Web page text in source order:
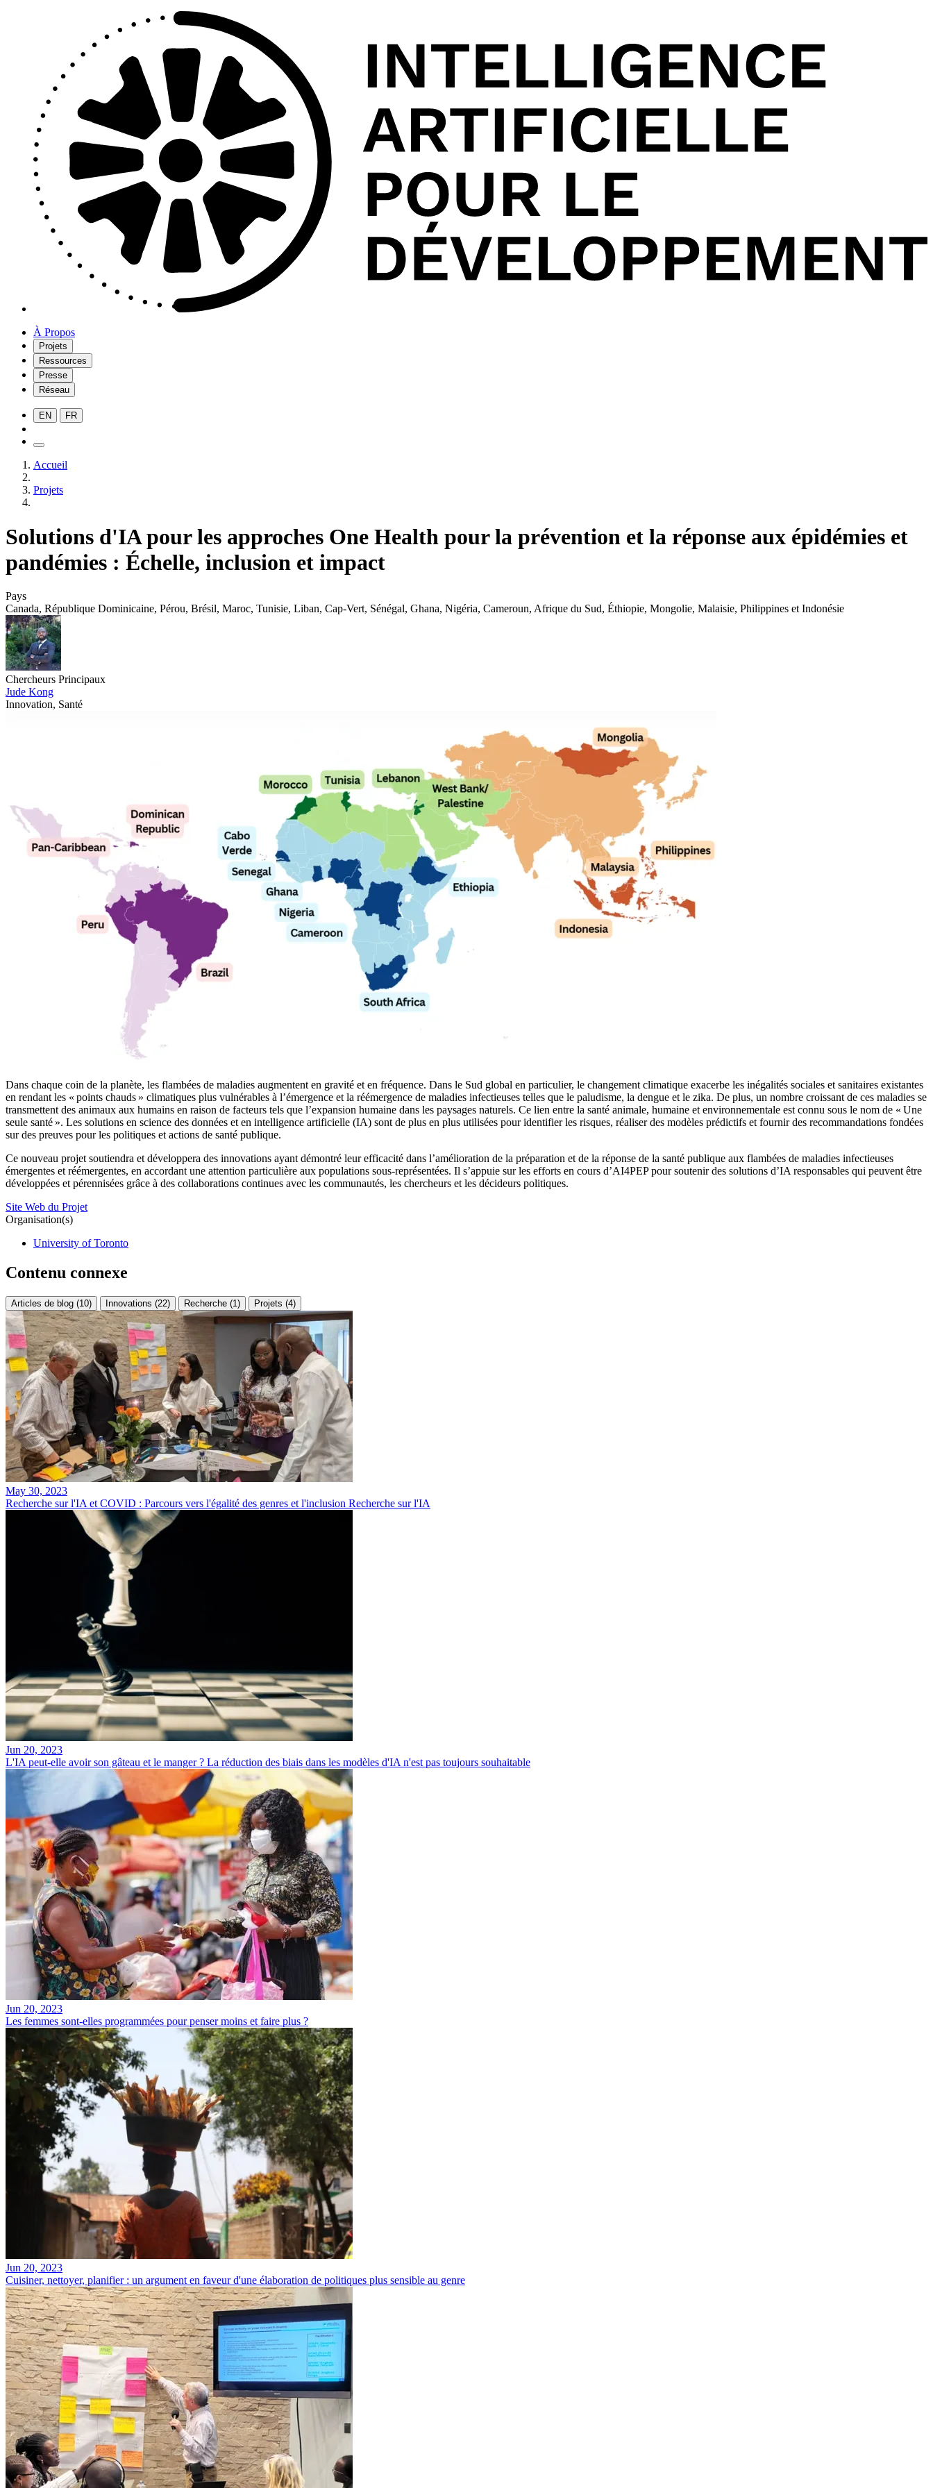
À Propos
Projets
Ressources
Presse
Réseau
EN FR
Accueil
Projets
Solutions d'IA pour les approches One Health pour la prévention et la réponse aux épidémies et
pandémies : Échelle, inclusion et impact
Pays
Canada, République Dominicaine, Pérou, Brésil, Maroc, Tunisie, Liban, Cap-Vert, Sénégal, Ghana, Nigéria, Cameroun, Afrique du Sud, Éthiopie, Mongolie, Malaisie, Philippines et Indonésie
Chercheurs Principaux
Jude Kong
Innovation, Santé
Dans chaque coin de la planète, les flambées de maladies augmentent en gravité et en fréquence. Dans le Sud global en particulier, le changement climatique exacerbe les inégalités sociales et sanitaires existantes
en rendant les « points chauds » climatiques plus vulnérables à l’émergence et la réémergence de maladies infectieuses telles que le paludisme, la dengue et le zika. De plus, un nombre croissant de ces maladies se
transmettent des animaux aux humains en raison de facteurs tels que l’expansion humaine dans les paysages naturels. Ce lien entre la santé animale, humaine et environnementale est connu sous le nom de « Une
seule santé ». Les solutions en science des données et en intelligence artificielle (IA) sont de plus en plus utilisées pour identifier les risques, réaliser des modèles prédictifs et fournir des recommandations fondées
sur des preuves pour les politiques et actions de santé publique.
Ce nouveau projet soutiendra et développera des innovations ayant démontré leur efficacité dans l’amélioration de la préparation et de la réponse de la santé publique aux flambées de maladies infectieuses
émergentes et réémergentes, en accordant une attention particulière aux populations sous-représentées. Il s’appuie sur les efforts en cours d’AI4PEP pour soutenir des solutions d’IA responsables qui peuvent être
développées et pérennisées grâce à des collaborations continues avec les communautés, les chercheurs et les décideurs politiques.
Site Web du Projet
Organisation(s)
University of Toronto
Contenu connexe
Articles de blog (10) Innovations (22) Recherche (1) Projets (4)
May 30, 2023
Recherche sur l'IA et COVID : Parcours vers l'égalité des genres et l'inclusion Recherche sur l'IA
Jun 20, 2023
L'IA peut-elle avoir son gâteau et le manger ? La réduction des biais dans les modèles d'IA n'est pas toujours souhaitable
Jun 20, 2023
Les femmes sont-elles programmées pour penser moins et faire plus ?
Jun 20, 2023
Cuisiner, nettoyer, planifier : un argument en faveur d'une élaboration de politiques plus sensible au genre